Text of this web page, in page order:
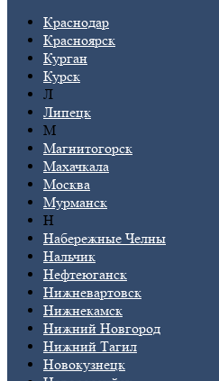
Краснодар
Красноярск
Курган
Курск
Л
Липецк
М
Магнитогорск
Махачкала
Москва
Мурманск
Н
Набережные Челны
Нальчик
Нефтеюганск
Нижневартовск
Нижнекамск
Нижний Новгород
Нижний Тагил
Новокузнецк